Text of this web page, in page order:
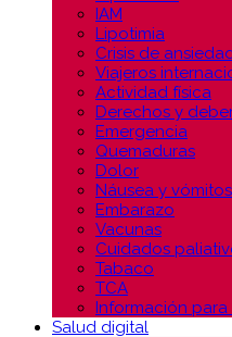
IAM
Lipotimia
Crisis de
Viajeros
Actividad física
Derechos y
Emergencia
Quemaduras
Dolor
Náusea y vómitos
Embarazo
Vacunas
Cuidados
Tabaco
TCA
Información
Salud digital